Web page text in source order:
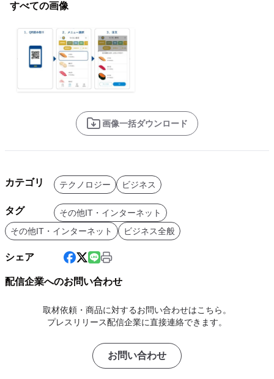
すべての画像
画像一括ダウンロード
カテゴリ テクノロジー ビジネス
タグ
その他IT・インターネット
その他IT・インターネット
ビジネス全般
シェア
配信企業へのお問い合わせ
取材依頼・商品に対するお問い合わせはこちら。
プレスリリース配信企業に直接連絡できます。
お問い合わせ